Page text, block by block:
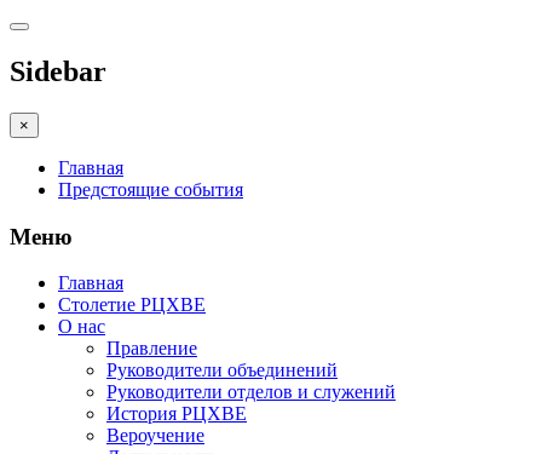
Sidebar
×
Главная
Предстоящие события
Меню
Главная
Столетие РЦХВЕ
О нас
Правление
Руководители объединений
Руководители отделов и служений
История РЦХВЕ
Вероучение